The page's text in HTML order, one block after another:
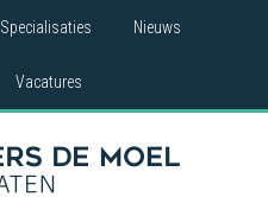
Specialisaties Nieuws
Vacatures